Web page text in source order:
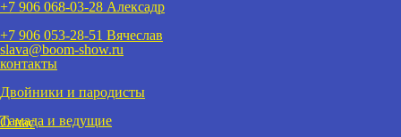
+7 906 068-03-28 Алексадр
+7 906 053-28-51 Вячеслав
slava@boom-show.ru
контакты
О нас
Двойники и пародисты
Тамада и ведущие